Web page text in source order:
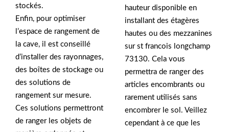
stockés.
Enfin, pour optimiser
l’espace de rangement de
la cave, il est conseillé
d’installer des rayonnages,
des boîtes de stockage ou
des solutions de
rangement sur mesure.
Ces solutions permettront
de ranger les objets de
hauteur disponible en
installant des étagères
hautes ou des mezzanines
sur st francois longchamp
73130. Cela vous
permettra de ranger des
articles encombrants ou
rarement utilisés sans
encombrer le sol. Veillez
cependant à ce que les